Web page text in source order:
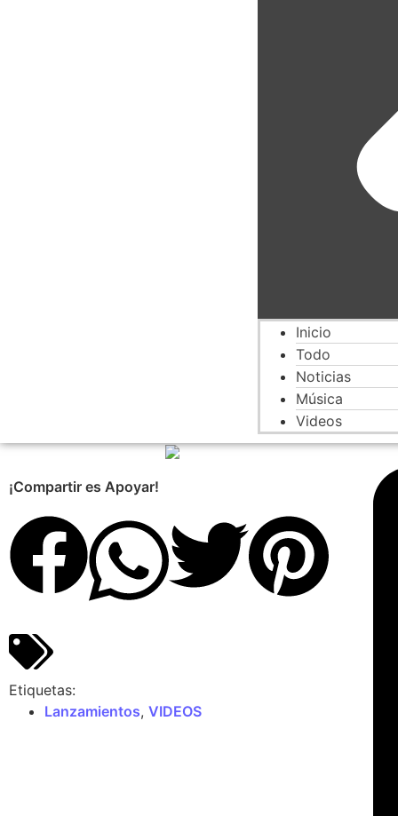
Inicio
Todo
Noticias
Música
Videos
¡Compartir es Apoyar!
Etiquetas:
Lanzamientos, VIDEOS